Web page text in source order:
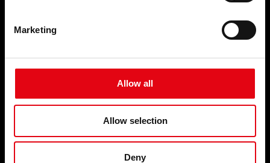
Marketing
Allow all
Allow selection
Deny
BRANCHEN
Zivilen anwendungen
Industrie
NACHRICHTEN &
Nachrichten & Neuigkeiten
VERANSTALTUNGEN
UND NEUIGKEITEN